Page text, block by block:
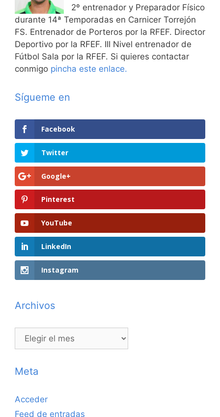
2º entrenador y Preparador Físico
durante 14ª Temporadas en Carnicer Torrejón
FS. Entrenador de Porteros por la RFEF. Director
Deportivo por la RFEF. III Nivel entrenador de
Fútbol Sala por la RFEF. Si quieres contactar
conmigo pincha este enlace.
Sígueme en
Facebook
Twitter
Google+
Pinterest
YouTube
LinkedIn
Instagram
Archivos
Archivos
Meta
Acceder
Feed de entradas